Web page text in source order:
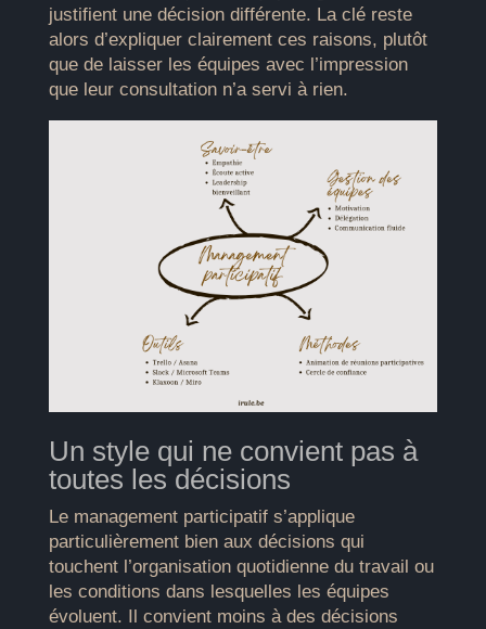
justifient une décision différente. La clé reste
alors d’expliquer clairement ces raisons, plutôt
que de laisser les équipes avec l’impression
que leur consultation n’a servi à rien.
Un style qui ne convient pas à
toutes les décisions
Le management participatif s’applique
particulièrement bien aux décisions qui
touchent l’organisation quotidienne du travail ou
les conditions dans lesquelles les équipes
évoluent. Il convient moins à des décisions